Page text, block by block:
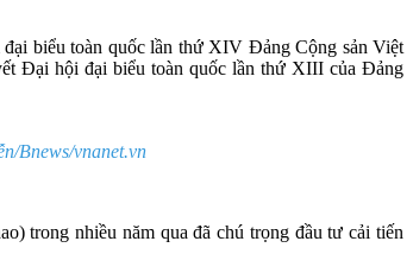
biểu toàn quốc lần thứ XIV Đảng Cộng sản Việt
Đại hội đại biểu toàn quốc lần thứ XIII của Đảng
Bnews/vnanet.vn
trong nhiều năm qua đã chú trọng đầu tư cải tiến